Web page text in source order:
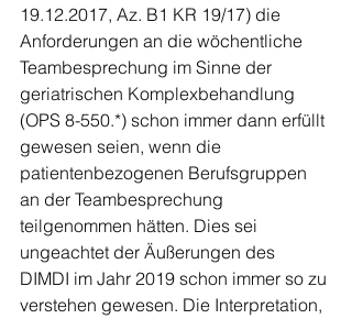
19.12.2017, Az. B1 KR 19/17) die
Anforderungen an die wöchentliche
Teambesprechung im Sinne der
geriatrischen Komplexbehandlung
(OPS 8-550.*) schon immer dann erfüllt
gewesen seien, wenn die
patientenbezogenen Berufsgruppen
an der Teambesprechung
teilgenommen hätten. Dies sei
ungeachtet der Äußerungen des
DIMDI im Jahr 2019 schon immer so zu
verstehen gewesen. Die Interpretation,